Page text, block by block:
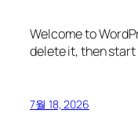
Welcome to
delete it, then
7월 18, 2026